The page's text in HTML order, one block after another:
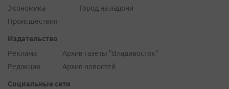
Экономика
Происшествия
Город на ладони
Издательство
Реклама
Редакция
Архив газеты "Владивосток"
Архив новостей
Социальные сети